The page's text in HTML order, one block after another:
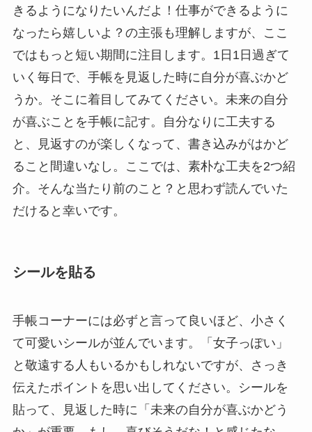
きるようになりたいんだよ！仕事ができるように
なったら嬉しいよ？の主張も理解しますが、ここ
ではもっと短い期間に注目します。1日1日過ぎて
いく毎日で、手帳を見返した時に自分が喜ぶかど
うか。そこに着目してみてください。未来の自分
が喜ぶことを手帳に記す。自分なりに工夫する
と、見返すのが楽しくなって、書き込みがはかど
ること間違いなし。ここでは、素朴な工夫を2つ紹
介。そんな当たり前のこと？と思わず読んでいた
だけると幸いです。
シールを貼る
手帳コーナーには必ずと言って良いほど、小さく
て可愛いシールが並んでいます。「女子っぽい」
と敬遠する人もいるかもしれないですが、さっき
伝えたポイントを思い出してください。シールを
貼って、見返した時に「未来の自分が喜ぶかどう